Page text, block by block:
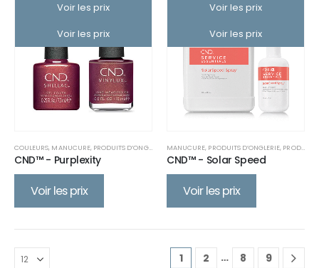
Voir les prix
Voir les prix
COULEURS, MANUCURE, PRODUITS D’ONGLERIE
CND™ - Purplexity
Voir les prix
Voir les prix
Voir les prix
MANUCURE, PRODUITS D’ONGLERIE, PRODUITS DE SOIN
CND™ - Solar Speed
Voir les prix
1 2 … 8 9